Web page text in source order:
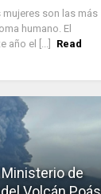
mujeres son las más
humano. El
año el [...]
Read
de